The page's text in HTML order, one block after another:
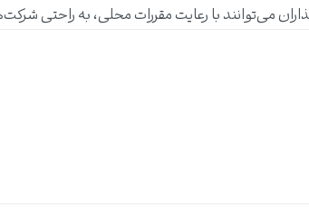
می‌توانند با رعایت مقررات محلی، به راحتی